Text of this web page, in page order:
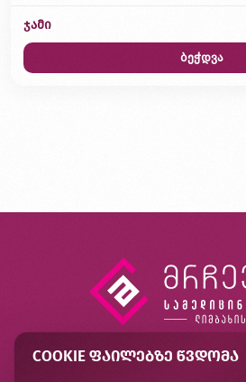
ჯამი
ბეჭდვა
COOKIE ᲤᲐᲘᲚᲔᲑᲖᲔ ᲬᲕᲓᲝᲛᲐ